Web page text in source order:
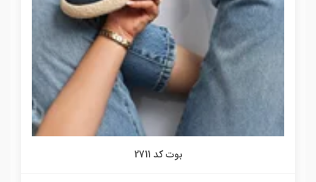
بوت کد 2711